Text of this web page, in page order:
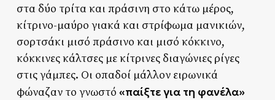
στα δύο τρίτα και πράσινη στο κάτω μέρος,
κίτρινο-μαύρο γιακά και στρίφωμα μανικιών,
σορτσάκι μισό πράσινο και μισό κόκκινο,
κόκκινες κάλτσες με κίτρινες διαγώνιες ρίγες
στις γάμπες. Οι οπαδοί μάλλον ειρωνικά
φώναζαν το γνωστό «παίξτε για τη φανέλα»